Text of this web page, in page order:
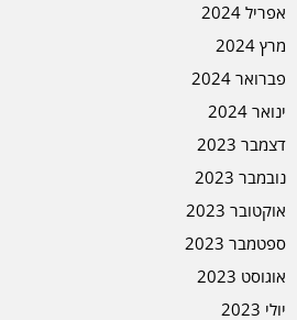
אפריל 2024
מרץ 2024
פברואר 2024
ינואר 2024
דצמבר 2023
נובמבר 2023
אוקטובר 2023
ספטמבר 2023
אוגוסט 2023
יולי 2023